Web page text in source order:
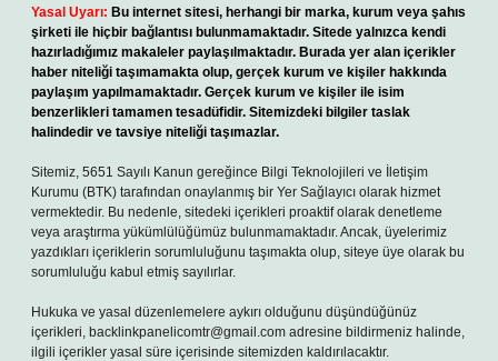
Yasal Uyarı: Bu internet sitesi, herhangi bir marka, kurum veya şahıs
şirketi ile hiçbir bağlantısı bulunmamaktadır. Sitede yalnızca kendi
hazırladığımız makaleler paylaşılmaktadır. Burada yer alan içerikler
haber niteliği taşımamakta olup, gerçek kurum ve kişiler hakkında
paylaşım yapılmamaktadır. Gerçek kurum ve kişiler ile isim
benzerlikleri tamamen tesadüfidir. Sitemizdeki bilgiler taslak
halindedir ve tavsiye niteliği taşımazlar.
Sitemiz, 5651 Sayılı Kanun gereğince Bilgi Teknolojileri ve İletişim
Kurumu (BTK) tarafından onaylanmış bir Yer Sağlayıcı olarak hizmet
vermektedir. Bu nedenle, sitedeki içerikleri proaktif olarak denetleme
veya araştırma yükümlülüğümüz bulunmamaktadır. Ancak, üyelerimiz
yazdıkları içeriklerin sorumluluğunu taşımakta olup, siteye üye olarak bu
sorumluluğu kabul etmiş sayılırlar.
Hukuka ve yasal düzenlemelere aykırı olduğunu düşündüğünüz
içerikleri, backlinkpanelicomtr@gmail.com adresine bildirmeniz halinde,
ilgili içerikler yasal süre içerisinde sitemizden kaldırılacaktır.